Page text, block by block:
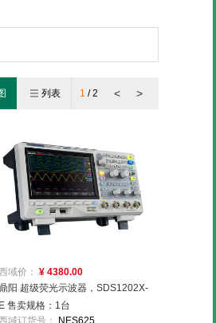
< >
1 / 2
列表
域价： ¥ 4380.00
阳 超级荧光示波器，SDS1202X-
E 售卖规格：1台
域订货号：
NES625